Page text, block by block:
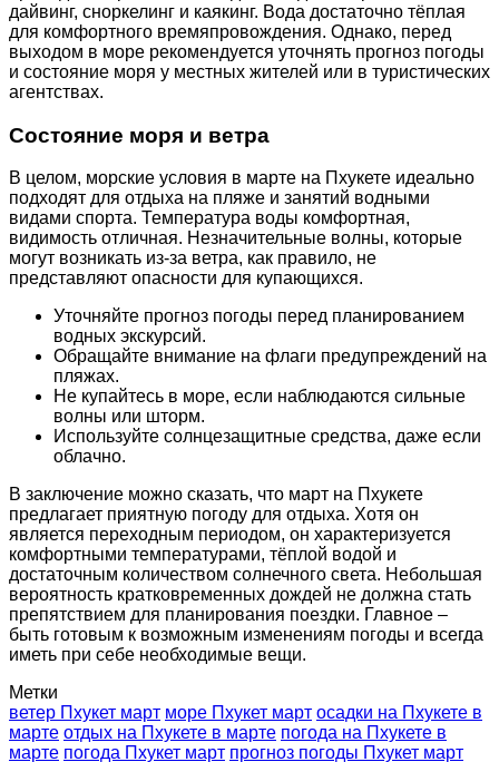
дайвинг, сноркелинг и каякинг. Вода достаточно тёплая
для комфортного времяпровождения. Однако, перед
выходом в море рекомендуется уточнять прогноз погоды
и состояние моря у местных жителей или в туристических
агентствах.
Состояние моря и ветра
В целом, морские условия в марте на Пхукете идеально
подходят для отдыха на пляже и занятий водными
видами спорта. Температура воды комфортная,
видимость отличная. Незначительные волны, которые
могут возникать из-за ветра, как правило, не
представляют опасности для купающихся.
Уточняйте прогноз погоды перед планированием
водных экскурсий.
Обращайте внимание на флаги предупреждений на
пляжах.
Не купайтесь в море, если наблюдаются сильные
волны или шторм.
Используйте солнцезащитные средства, даже если
облачно.
В заключение можно сказать, что март на Пхукете
предлагает приятную погоду для отдыха. Хотя он
является переходным периодом, он характеризуется
комфортными температурами, тёплой водой и
достаточным количеством солнечного света. Небольшая
вероятность кратковременных дождей не должна стать
препятствием для планирования поездки. Главное –
быть готовым к возможным изменениям погоды и всегда
иметь при себе необходимые вещи.
Метки
ветер Пхукет март море Пхукет март осадки на Пхукете в
марте отдых на Пхукете в марте погода на Пхукете в
марте погода Пхукет март прогноз погоды Пхукет март